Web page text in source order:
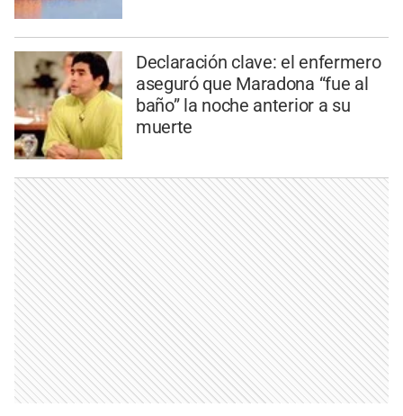
Declaración clave: el enfermero
aseguró que Maradona “fue al
baño” la noche anterior a su
muerte